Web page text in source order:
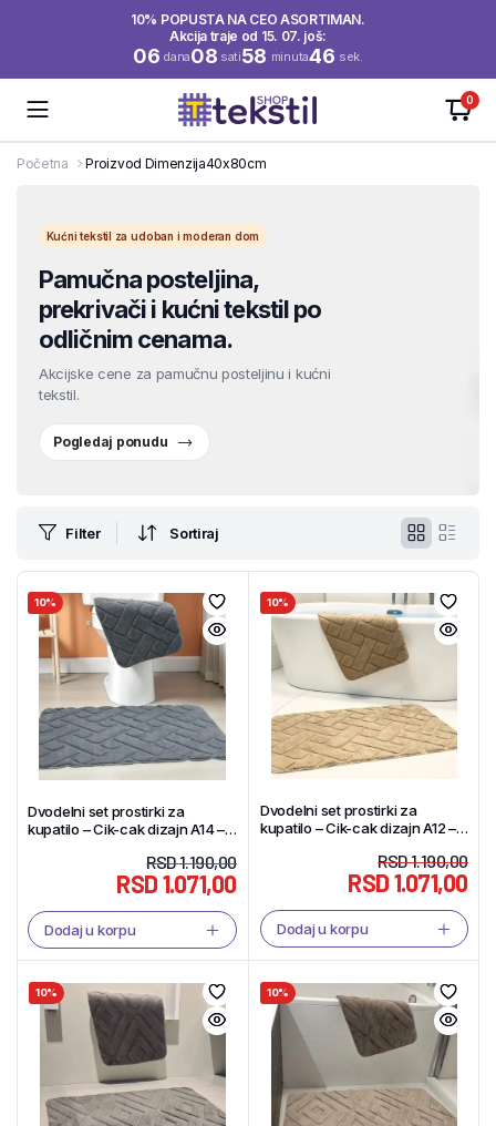
10% POPUSTA NA CEO ASORTIMAN.
Akcija traje od 15. 07. još:
06 dana08 sati58 minuta45 sek.
0
Početna Proizvod Dimenzija40x80cm
Kućni tekstil za udoban i moderan dom
Pamučna posteljina,
prekrivači i kućni tekstil po
odličnim cenama.
Akcijske cene za pamučnu posteljinu i kućni
tekstil.
Pogledaj ponudu
Filter Sortiraj
10%
Dvodelni set prostirki za
kupatilo – Cik-cak dizajn A14 –
RSD1.190,00
RSD1.071,00
Dodaj u korpu
10%
Dvodelni set prostirki za
kupatilo – Cik-cak dizajn A12 –
RSD1.190,00
RSD1.071,00
Dodaj u korpu
10% 10%